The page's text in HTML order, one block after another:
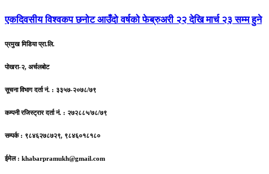
एकदिवसीयविश्वकप छनोट आउँदो वर्षको फेब्रुअरी २२ देखि मार्च २३ सम्म हुने
प्रमुख मिडिया प्रा.लि.
पोखरा-२, अर्चलबोट
सूचना विभाग दर्ता नं. : ३३५७-२०७८/७९
कम्पनी रजिस्ट्रार दर्ता नं. : २७२८८५/७८/७९
सम्पर्क : ९८४६२७८७२९, ९८४६०१८१८०
ईमेल : khabarpramukh@gmail.com